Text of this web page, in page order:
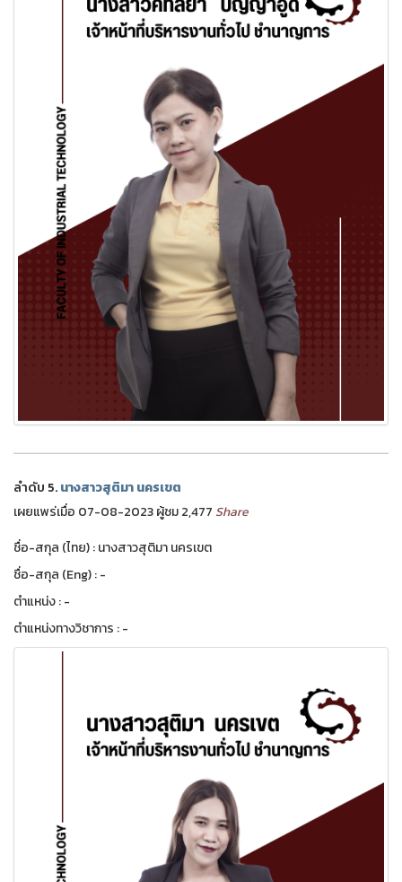
ลำดับ 5.นางสาวสุติมา นครเขต
เผยแพร่เมื่อ 07-08-2023 ผู้ชม 2,477 Share
ชื่อ-สกุล (ไทย) : นางสาวสุติมา นครเขต
ชื่อ-สกุล (Eng) : -
ตำแหน่ง : -
ตำแหน่งทางวิชาการ : -